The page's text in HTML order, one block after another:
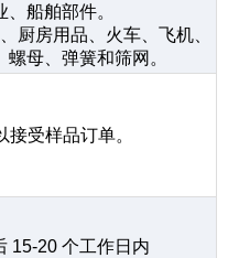
船舶部件。
厨房用品、火车、飞机、
母、弹簧和筛网。
受样品订单。
15-20 个工作日内